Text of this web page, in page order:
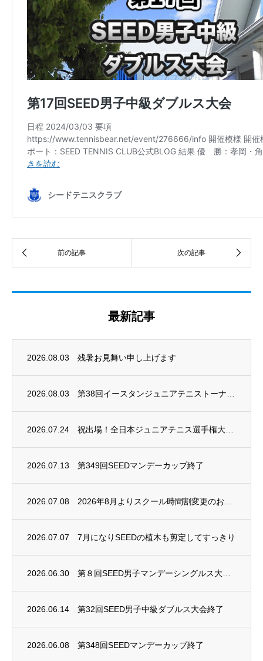
最新記事
2026.08.03 残暑お見舞い申し上げます
2026.08.03
2026.07.24
2026.07.13 第349回SEEDマンデーカップ終了
2026.07.08
2026.07.07 7月になりSEEDの植木も剪定してすっきり
2026.06.30
2026.06.14 第32回SEED男子中級ダブルス大会終了
2026.06.08 第348回SEEDマンデーカップ終了